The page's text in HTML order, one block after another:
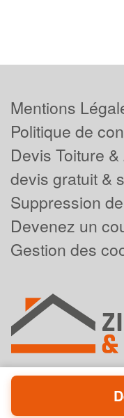
Mentions
Politique de
Devis Toiture
devis gratuit &
Suppression
Devenez un
Gestion des